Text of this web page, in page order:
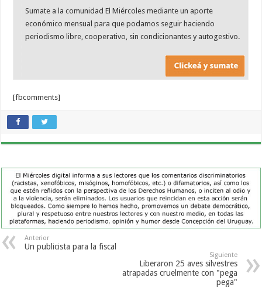
Sumate a la comunidad El Miércoles mediante un aporte
económico mensual para que podamos seguir haciendo
periodismo libre, cooperativo, sin condicionantes y autogestivo.
[fbcomments]
Anterior
Un publicista para la fiscal
Siguiente
Liberaron 25 aves silvestres
atrapadas cruelmente con "pega
pega"